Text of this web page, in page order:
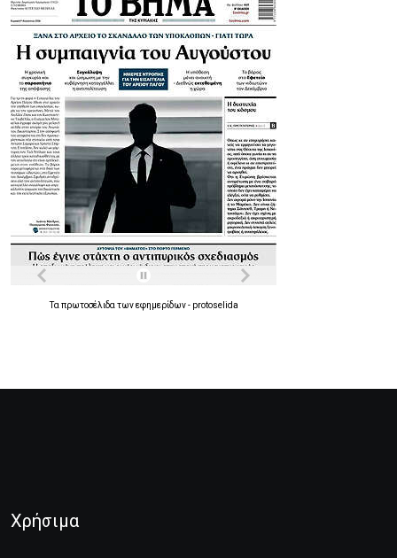
Τα πρωτοσέλιδα τωνεφημερίδων- protoselida
Χρήσιμα